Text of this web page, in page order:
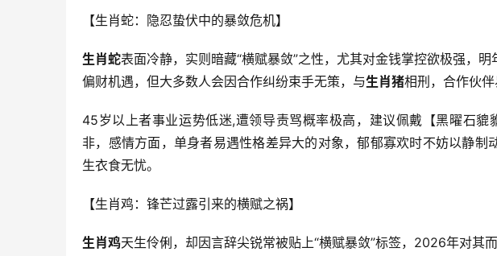
【生肖蛇：隐忍蛰伏中的暴敛危机】
生肖蛇表面冷静，实则暗藏“横赋暴敛”之性，尤其对金钱掌控欲极强，
偏财机遇，但大多数人会因合作纠纷束手无策，与生肖猪相刑，合作伙伴
45岁以上者事业运势低迷,遭领导责骂概率极高，建议佩戴【黑曜石
非，感情方面，单身者易遇性格差异大的对象，郁郁寡欢时不妨以静
生衣食无忧。
【生肖鸡：锋芒过露引来的横赋之祸】
生肖鸡天生伶俐，却因言辞尖锐常被贴上“横赋暴敛”标签，2026年对其